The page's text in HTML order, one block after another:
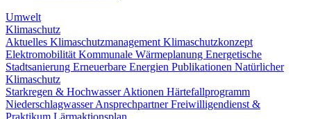
Umwelt
Klimaschutz
Aktuelles Klimaschutzmanagement Klimaschutzkonzept
Elektromobilität Kommunale Wärmeplanung Energetische
Stadtsanierung Erneuerbare Energien Publikationen Natürlicher
Klimaschutz
Starkregen & HochwasserAktionen Härtefallprogramm
NiederschlagwasserAnsprechpartnerFreiwilligendienst &
Praktikum Lärmaktionsplan